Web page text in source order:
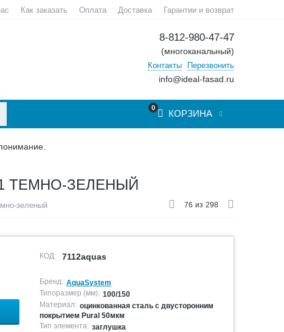
Как заказать Оплата Доставка Гарантии и возврат
8-812-980-47-47
(многоканальный)
Контакты Перезвонить
info@ideal-fasad.ru
0
КОРЗИНА
ТЕМНО-ЗЕЛЕНЫЙ
зеленый 76 из 298
КОД: 7112aquas
Бренд: AquaSystem
Типоразмер (мм): 100/150
Материал: оцинкованная сталь с двусторонним
покрытием Pural 50мкм
Тип элемента: заглушка